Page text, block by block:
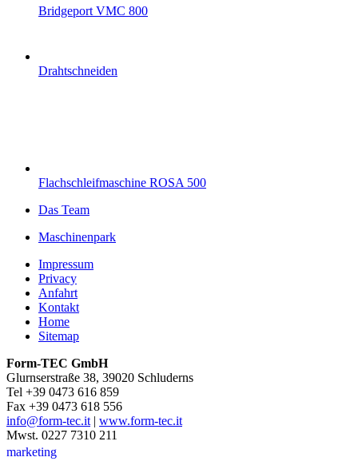
Bridgeport VMC 800
Drahtschneiden
Flachschleifmaschine ROSA 500
Das Team
Maschinenpark
Impressum
Privacy
Anfahrt
Kontakt
Home
Sitemap
Form-TEC GmbH
Glurnserstraße 38, 39020 Schluderns
Tel +39 0473 616 859
Fax +39 0473 618 556
info@form-tec.it| www.form-tec.it
Mwst. 0227 7310 211
marketing